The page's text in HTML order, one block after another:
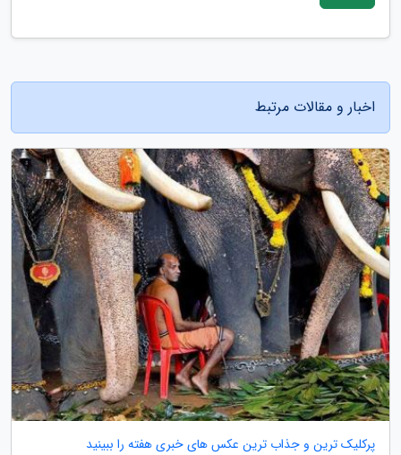
اخبار و مقالات مرتبط
پرکلیک ترین و جذاب ترین عکس های خبری هفته را ببینید